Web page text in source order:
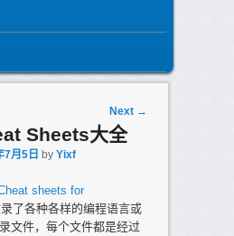
Next →
Sheets大全
7月5日 by Yixf
sheets for
了各种各样的编程语言或
文件，每个文件都是经过